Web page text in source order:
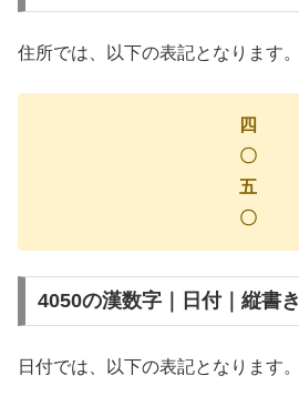
住所では、以下の表記となります。
四
〇
五
〇
4050の漢数字｜日付｜縦書き
日付では、以下の表記となります。